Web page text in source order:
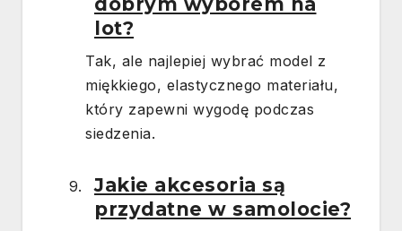
lot?
Tak, ale najlepiej wybrać model z
miękkiego, elastycznego materiału,
który zapewni wygodę podczas
siedzenia.
Jakie akcesoria są
przydatne w samolocie?